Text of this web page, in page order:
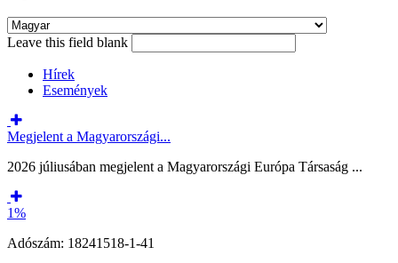
Leave this field blank
Hírek
Események
Megjelent a Magyarországi...
2026 júliusában megjelent a Magyarországi Európa Társaság ...
1%
Adószám: 18241518-1-41